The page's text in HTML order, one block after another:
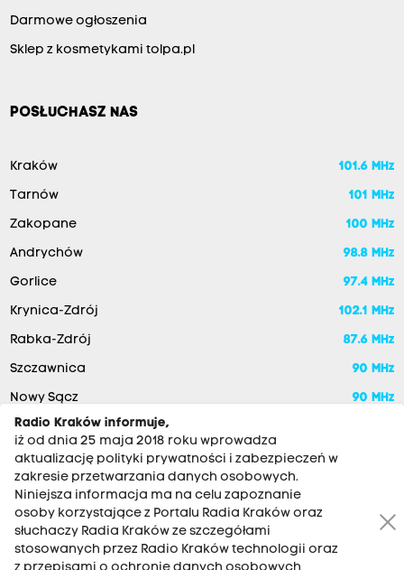
Darmowe ogłoszenia
Sklep z kosmetykami tolpa.pl
POSŁUCHASZ NAS
Kraków 101.6 MHz
Tarnów 101 MHz
Zakopane 100 MHz
Andrychów 98.8 MHz
Gorlice 97.4 MHz
Krynica-Zdrój 102.1 MHz
Rabka-Zdrój 87.6 MHz
Szczawnica 90 MHz
Nowy Sącz 90 MHz
RADIO KRAKÓW SA. Aleja Juliusza Słowackiego 22, 30-007
Radio Kraków informuje,
iż od dnia 25 maja 2018 roku wprowadza
aktualizację polityki prywatności i zabezpieczeń w
zakresie przetwarzania danych osobowych.
Niniejsza informacja ma na celu zapoznanie
osoby korzystające z Portalu Radia Kraków oraz
słuchaczy Radia Kraków ze szczegółami
stosowanych przez Radio Kraków technologii oraz